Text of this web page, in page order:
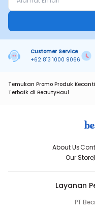
Customer Service
+62 813 1000 9066
Temukan Promo Produk
Terbaik di BeautyHaul
About Us
Our Store
Layanan
PT